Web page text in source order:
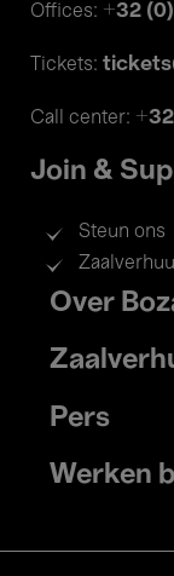
Offices: +32
Tickets:
Call center:
Join &
Steun ons
Footer
menu
Over
Pers
Werken